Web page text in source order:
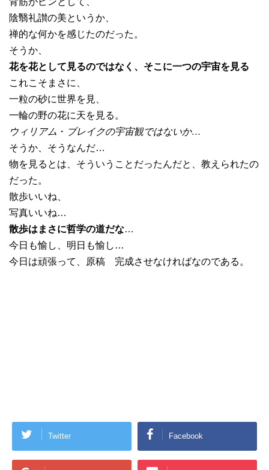
陰翳礼讃の美というか、
禅的な何かを感じたのだった。
そうか、
花を花として見るのではなく、そこに一つの宇宙を見る
これこそまさに、
一粒の砂に世界を見、
一輪の野の花に天を見る。
ウィリアム ・ ブレイクの宇宙観ではないか…
そうか、そうなんだ…
物を見るとは、そういうことだったんだと、教えられたの
だった。
散歩いいね、
写真いいね…
散歩はまさに哲学の道だな…
今日も愉し、明日も愉し…
今日は頑張って、原稿 完成させなければなのである。
Twitter Facebook